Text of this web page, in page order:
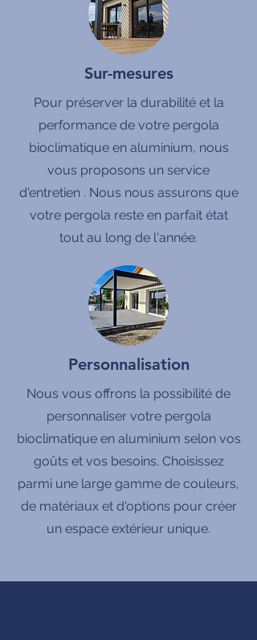
Sur-mesures
Pour préserver la durabilité et la
performance de votre pergola
bioclimatique en aluminium, nous
vous proposons un service
d'entretien . Nous nous assurons que
votre pergola reste en parfait état
tout au long de l'année.
Personnalisation
Nous vous offrons la possibilité de
personnaliser votre pergola
bioclimatique en aluminium selon vos
goûts et vos besoins. Choisissez
parmi une large gamme de couleurs,
de matériaux et d'options pour créer
un espace extérieur unique.